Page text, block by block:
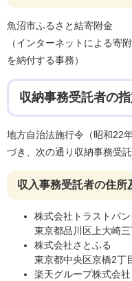
魚沼市ふるさと結寄附金
（インターネットによる寄
を納付する事務）
収納事務受託者の
地方自治法施行令（昭和22
づき、次の通り収納事務受
収入事務受託者の住所
株式会社トラストバン
東京都品川区上大崎
株式会社さとふる
東京都中央区京橋2
楽天グループ株式会社